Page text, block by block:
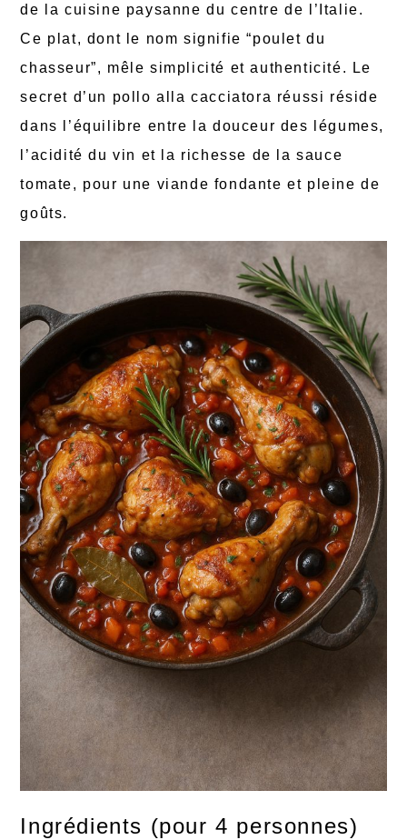
de la cuisine paysanne du centre de l’Italie.
Ce plat, dont le nom signifie “poulet du
chasseur”, mêle simplicité et authenticité. Le
secret d’un pollo alla cacciatora réussi réside
dans l’équilibre entre la douceur des légumes,
l’acidité du vin et la richesse de la sauce
tomate, pour une viande fondante et pleine de
goûts.
Ingrédients (pour 4 personnes)